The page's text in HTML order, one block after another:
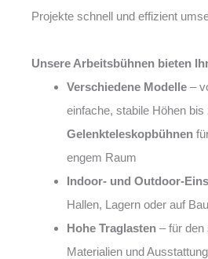
Projekte schnell und effizient
Unsere Arbeitsbühnen bieten
Verschiedene Modelle –
einfache, stabile Höhen bis
Gelenkteleskopbühnen
engem Raum
Indoor- und Outdoor-
Hallen, Lagern oder auf
Hohe Traglasten – für den
Materialien und